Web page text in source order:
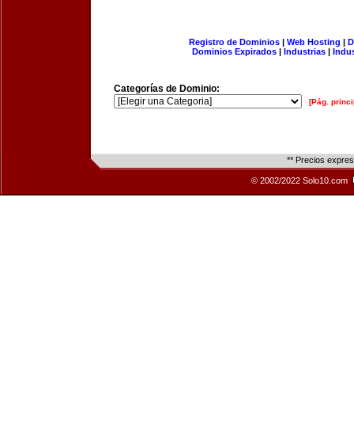
Registro de Dominios| Web Hosting |
Dominios Expirados | Industrias |
Categorías de Dominio:
[Pág.
** Precios
© 2002/2022 Solo10.com